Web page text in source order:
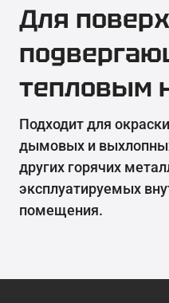
Для
тепловым
Подходит для
дымовых и
других горячих
эксплуатируемых
помещения.